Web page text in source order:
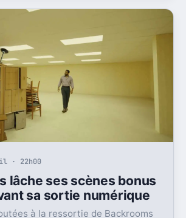
· 22h00
lâche ses scènes bonus
sa sortie numérique
à la ressortie de Backrooms